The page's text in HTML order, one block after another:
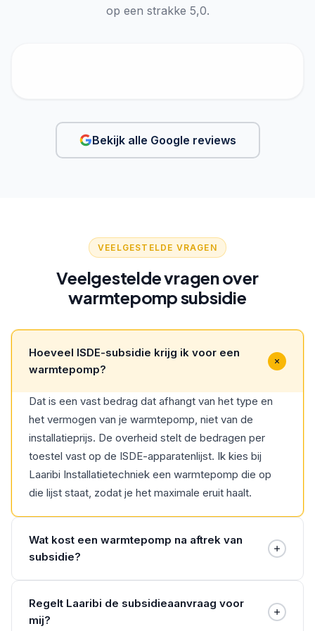
op een strakke 5,0.
Bekijk alle Google reviews
VEELGESTELDE VRAGEN
Veelgestelde vragen over
warmtepomp subsidie
Hoeveel ISDE-subsidie krijg ik voor een
warmtepomp?
Dat is een vast bedrag dat afhangt van het type en
het vermogen van je warmtepomp, niet van de
installatieprijs. De overheid stelt de bedragen per
toestel vast op de ISDE-apparatenlijst. Ik kies bij
Laaribi Installatietechniek een warmtepomp die op
die lijst staat, zodat je het maximale eruit haalt.
Wat kost een warmtepomp na aftrek van
subsidie?
de installatie. Een vast tarief geef ik daarom niet,
maar wel een duidelijke, vrijblijvende offerte vooraf.
Regelt Laaribi de subsidieaanvraag voor
mij?